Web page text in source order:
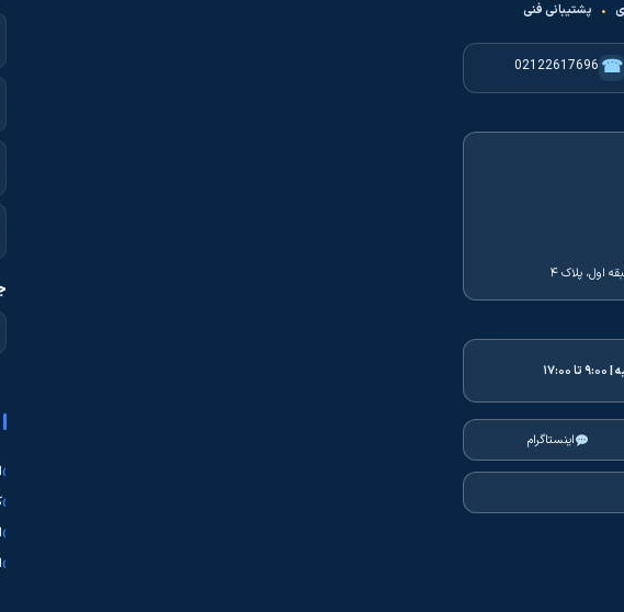
• پشتیبانی فنی
☎
02122617696
اول، پلاک ۴
اینستاگرام